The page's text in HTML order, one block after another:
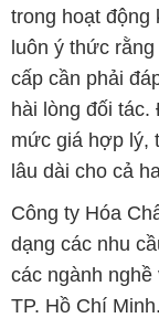
trong hoạt động
luôn ý thức
cấp cần phải
hài lòng đối
mức giá hợp lý,
lâu dài cho cả
Công ty Hóa
dạng các nhu
các ngành
TP. Hồ Chí